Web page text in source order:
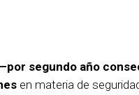
segundo año
en materia de